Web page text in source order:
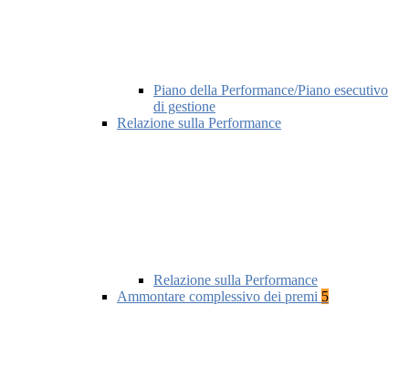
Piano della Performance/Piano esecutivo
di gestione
Relazione sulla Performance
Relazione sulla Performance
Ammontare complessivo dei premi 5